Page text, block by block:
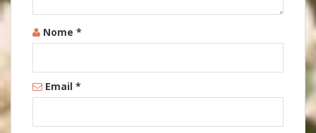
Nome *
Email *